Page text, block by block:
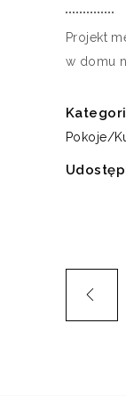
Projekt
w domu
Pokoje/